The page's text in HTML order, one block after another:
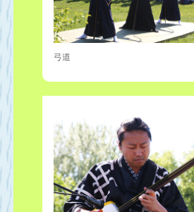
弓道